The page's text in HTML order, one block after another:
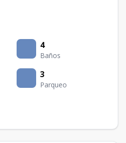
4
Baños
3
Parqueo